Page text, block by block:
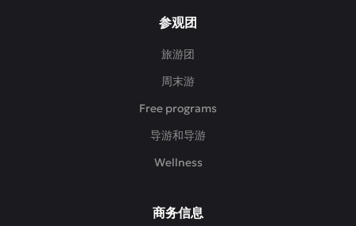
参观团
旅游团
周末游
Free programs
导游和导游
Wellness
商务信息